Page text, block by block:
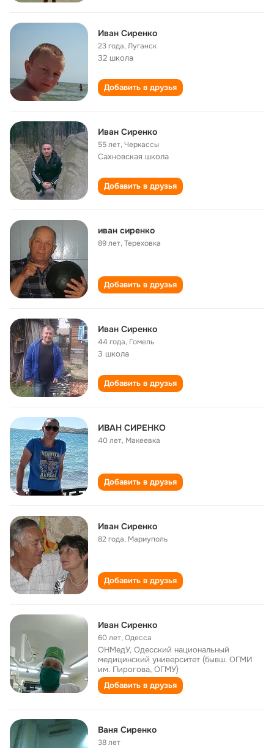
Иван Сиренко
23 года,Луганск
32 школа
Добавить в друзья
Иван Сиренко
55 лет,Черкассы
Сахновская школа
Добавить в друзья
иван сиренко
89 лет,Тереховка
Добавить в друзья
Иван Сиренко
44 года, Гомель
3 школа
Добавить в друзья
ИВАН СИРЕНКО
40 лет, Макеевка
Добавить в друзья
Иван Сиренко
82 года, Мариуполь
Добавить в друзья
Иван Сиренко
60 лет,Одесса
ОНМедУ, Одесский национальный
медицинский университет (бывш. ОГМИ
им. Пирогова, ОГМУ)
Добавить в друзья
Ваня Сиренко
38 лет